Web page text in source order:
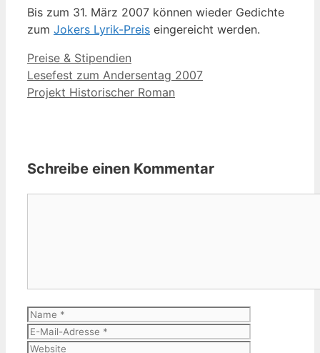
Bis zum 31. März 2007 können wieder Gedichte
zum Jokers Lyrik-Preis eingereicht werden.
Kategorien
Preise & Stipendien
Lesefest zum Andersentag 2007
Projekt Historischer Roman
Schreibe einen Kommentar
Name